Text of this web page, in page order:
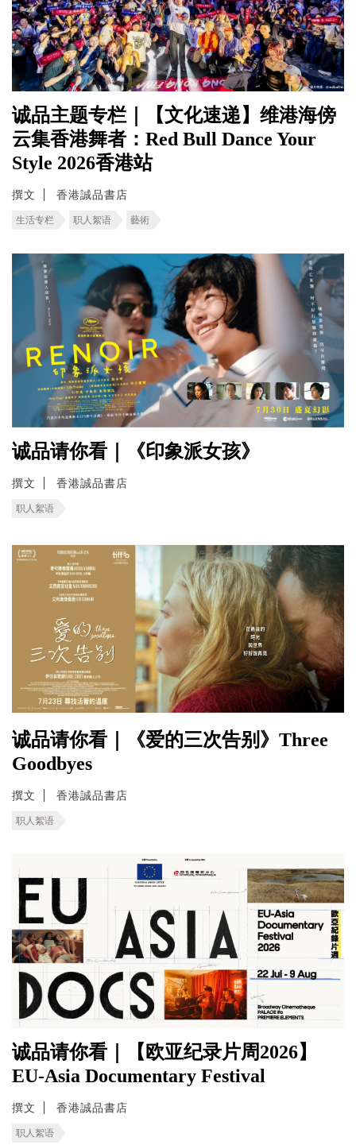
诚品主题专栏｜【文化速递】维港海傍
云集香港舞者：Red Bull Dance Your
Style 2026香港站
撰文 香港誠品書店
生活专栏 职人絮语 藝術
诚品请你看｜《印象派女孩》
撰文 香港誠品書店
职人絮语
诚品请你看｜《爱的三次告别》Three
Goodbyes
撰文 香港誠品書店
职人絮语
诚品请你看｜【欧亚纪录片周2026】
EU-Asia Documentary Festival
撰文 香港誠品書店
职人絮语